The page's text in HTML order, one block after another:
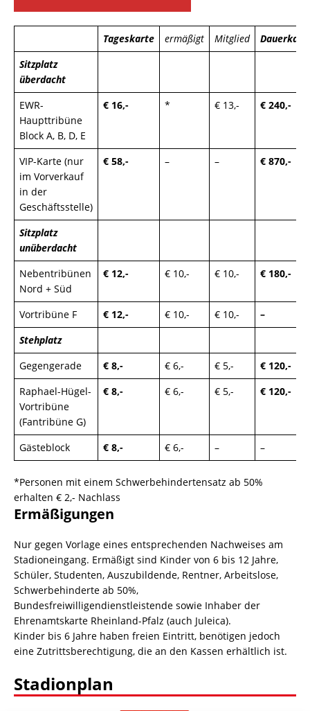
Tageskarte ermäßigt Mitglied
Sitzplatz
überdacht
EWR-
Haupttribüne
Block A, B, D, E
€ 16,- * € 13,- € 240,-
VIP-Karte (nur
im Vorverkauf
in der
Geschäftsstelle)
€ 58,- – – € 870,-
Sitzplatz
unüberdacht
Nebentribünen
Nord + Süd
€ 12,- € 10,- € 10,- € 180,-
Vortribüne F € 12,- € 10,- € 10,-
–
Stehplatz
Gegengerade
€ 8,- € 6,- € 5,-
€ 120,-
Raphael-Hügel-
Vortribüne
(Fantribüne G)
€ 8,- € 6,- € 5,- € 120,-
Gästeblock € 8,- € 6,- – –
*Personen mit einem Schwerbehindertensatz ab 50%
erhalten € 2,- Nachlass
Ermäßigungen
Nur gegen Vorlage eines entsprechenden Nachweises am
Stadioneingang. Ermäßigt sind Kinder von 6 bis 12 Jahre,
Schüler, Studenten, Auszubildende, Rentner, Arbeitslose,
Schwerbehinderte ab 50%,
Bundesfreiwilligendienstleistende sowie Inhaber der
Ehrenamtskarte Rheinland-Pfalz (auch Juleica).
Kinder bis 6 Jahre haben freien Eintritt, benötigen jedoch
eine Zutrittsberechtigung, die an den Kassen erhältlich ist.
Stadionplan